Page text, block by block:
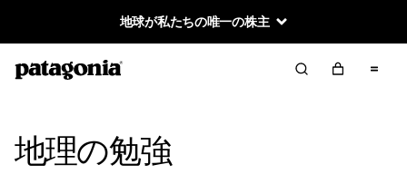
地球が私たちの唯一の株主
地理の勉強